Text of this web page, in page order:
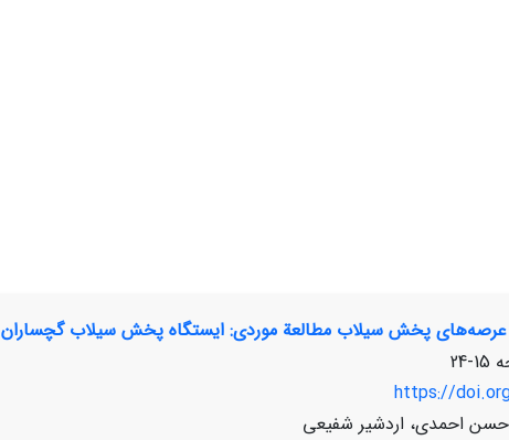
عرصه‌های پخش سیلاب مطالعة موردی: ایستگاه پخش سیلاب گچساران
15-24
https://
احمدی، اردشیر شفیعی